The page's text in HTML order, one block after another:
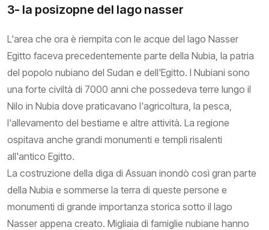
3- la posizopne del lago nasser
L'area che ora è riempita con le acque del lago Nasser
Egitto faceva precedentemente parte della Nubia, la patria
del popolo nubiano del Sudan e dell'Egitto. I Nubiani sono
una forte civiltà di 7000 anni che possedeva terre lungo il
Nilo in Nubia dove praticavano l'agricoltura, la pesca,
l'allevamento del bestiame e altre attività. La regione
ospitava anche grandi monumenti e templi risalenti
all'antico Egitto.
La costruzione della diga di Assuan inondò così gran parte
della Nubia e sommerse la terra di queste persone e
monumenti di grande importanza storica sotto il lago
Nasser appena creato. Migliaia di famiglie nubiane hanno